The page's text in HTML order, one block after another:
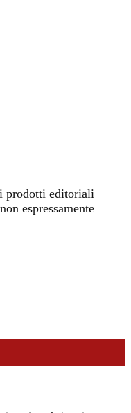
prodotti editoriali
espressamente